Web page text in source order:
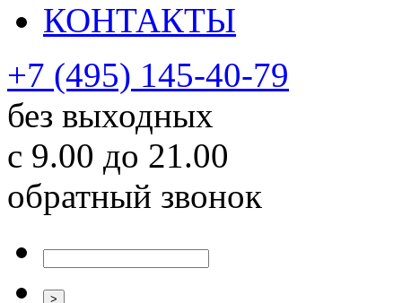
КОНТАКТЫ
+7 (495) 145-40-79
без выходных
с 9.00 до 21.00
обратный звонок